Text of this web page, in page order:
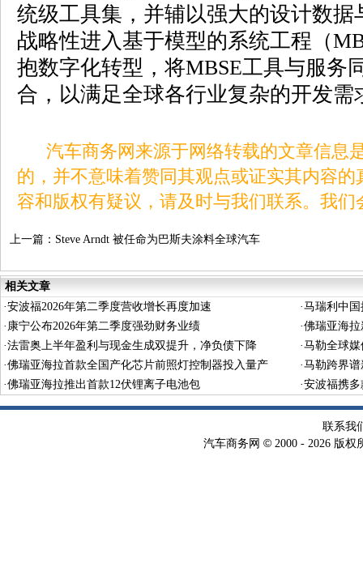
统级工具集，并辅以强大的设计数
战略性进入基于模型的系统工程（
抱数字化转型，将MBSE工具与服务
合，以满足全球各行业复杂的开发需
汽车商务网来源于网络转载的文章信息
的，并不意味着赞同其观点或证实其内容
容和版权有疑议，请及时与我们联系。我
上一篇： Steve Arndt 被任命为巴斯夫涂料全球汽车
相关文章
·安波福2026年第二季度营收增长再度加速 ·马瑞利中
· 康宁公布2026年第二季度强劲财务业绩 ·佛瑞亚海
·法雷奥上半年盈利与现金生成双提升，净负债下降 ·马勒全球
·佛瑞亚海拉首款全国产化芯片前照灯控制器投入量产 ·马勒跨界
·佛瑞亚海拉推出首款12伏锂离子电池包 ·安波福携
联系我
汽车商务网 © 2000 - 2026 版权